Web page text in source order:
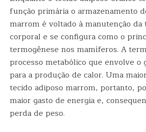
função primária o armazenamento
marrom é voltado à manutenção
corporal e se configura como o
termogênese nos mamíferos. A
processo metabólico que envolve o
para a produção de calor. Uma
tecido adiposo marrom, portanto,
maior gasto de energia e,
perda de peso.